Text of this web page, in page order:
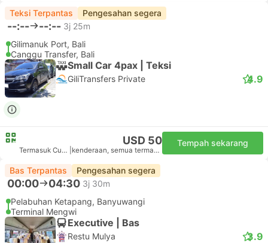
Teksi Terpantas Pengesahan segera
--:-- --:-- 3j 25m
Gilimanuk Port, Bali
Canggu Transfer, Bali
Small Car 4pax | Teksi
GiliTransfers Private 4.9
USD 50
Termasuk Cukai kenderaan, semua termasuk
Tempah sekarang
Bas Terpantas Pengesahan segera
00:00 04:30 3j 30m
Pelabuhan Ketapang, Banyuwangi
Terminal Mengwi
Executive | Bas
Restu Mulya 3.9